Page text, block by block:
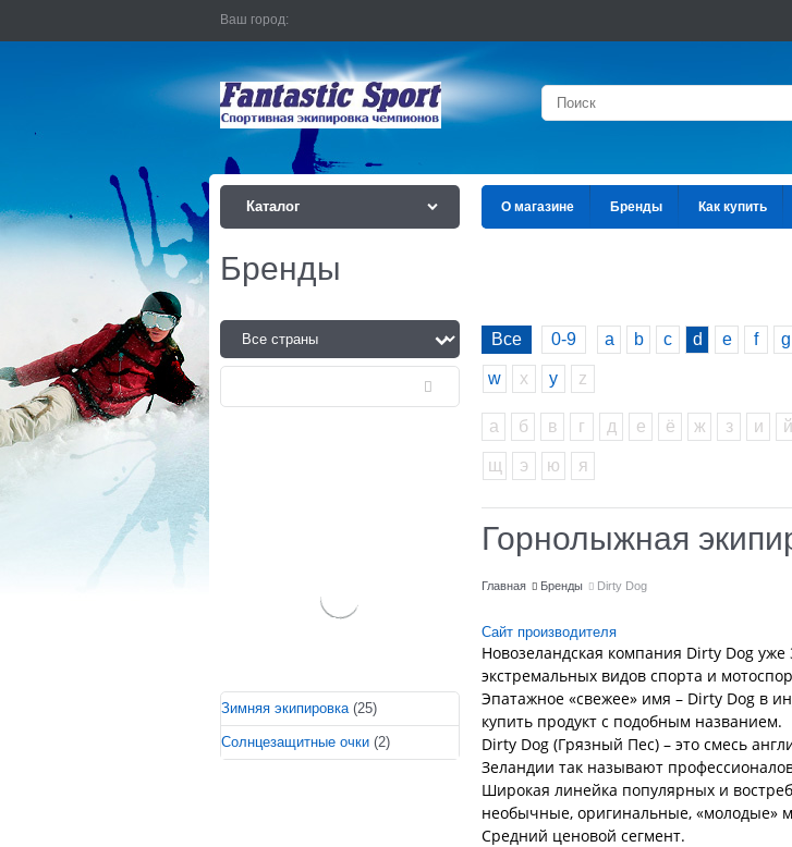
Ваш город:
Каталог О магазине Бренды Как купить
Бренды
Все 0-9 a b c d e f g
w x y z
а б в г д е ё ж з и й
щ э ю я
Зимняя экипировка (25)
Солнцезащитные очки (2)
Горнолыжная
Главная Бренды Dirty Dog
Сайт производителя
Новозеландская компания Dirty Dog
экстремальных видов спорта и
Эпатажное «свежее» имя – Dirty Dog в
купить продукт с подобным названием.
Dirty Dog (Грязный Пес) – это смесь
Зеландии так называют
Широкая линейка популярных и
необычные, оригинальные, «молодые»
Средний ценовой сегмент.